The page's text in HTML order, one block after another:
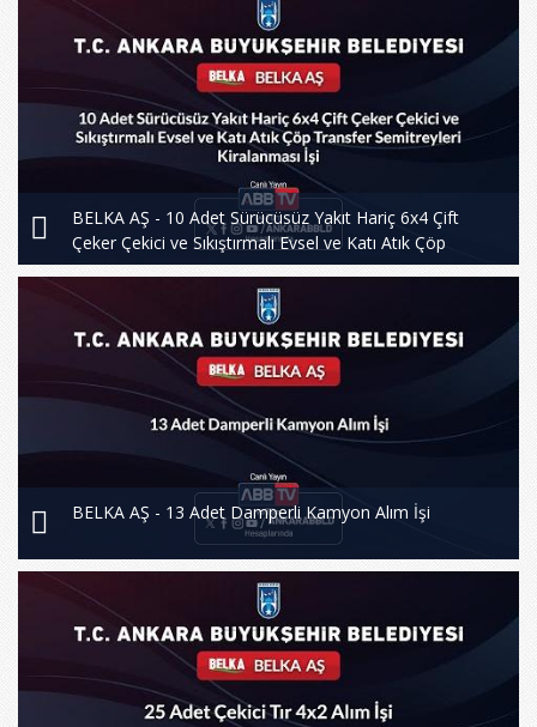
BELKA AŞ - 10 Adet Sürücüsüz Yakıt Hariç 6x4 Çift
Çeker Çekici ve Sıkıştırmalı Evsel ve Katı Atık Çöp
Transfer Semitreyleri Kiralanması İşi
BELKA AŞ - 13 Adet Damperli Kamyon Alım İşi